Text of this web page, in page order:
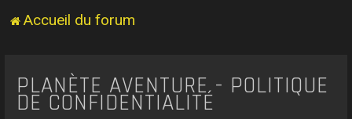
Accueil du forum
PLANÈTE AVENTURE - POLITIQUE
DE CONFIDENTIALITÉ